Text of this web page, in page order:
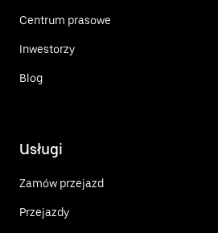
Centrum prasowe
Inwestorzy
Blog
Usługi
Zamów przejazd
Przejazdy